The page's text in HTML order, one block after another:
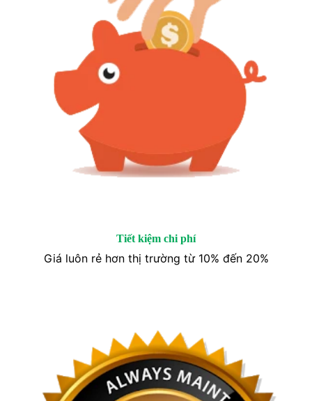
Tiết kiệm chi phí
Giá luôn rẻ hơn thị trường từ 10% đến 20%